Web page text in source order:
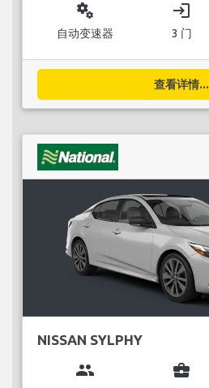
miscellaneous_services
自动变速器
login
3 门
查看详情...
NISSAN SYLPHY
group business_center